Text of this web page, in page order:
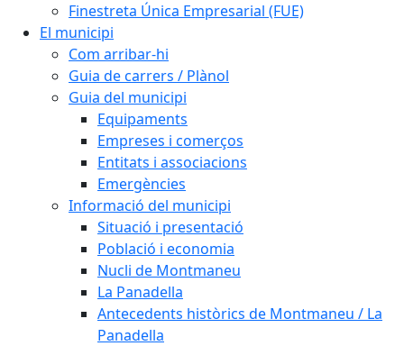
Finestreta Única Empresarial (FUE)
El municipi
Com arribar-hi
Guia de carrers / Plànol
Guia del municipi
Equipaments
Empreses i comerços
Entitats i associacions
Emergències
Informació del municipi
Situació i presentació
Població i economia
Nucli de Montmaneu
La Panadella
Antecedents històrics de Montmaneu / La
Panadella